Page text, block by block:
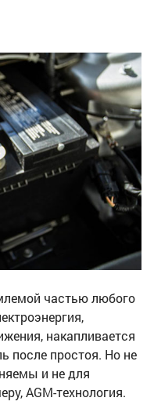
частью любого
накапливается
после простоя. Но не
и не для
AGM-технология.